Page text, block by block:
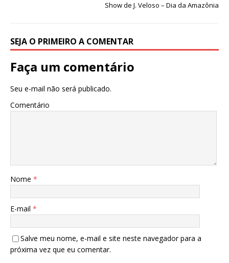
Show de J. Veloso – Dia da Amazônia
SEJA O PRIMEIRO A COMENTAR
Faça um comentário
Seu e-mail não será publicado.
Comentário
Nome *
E-mail *
Salve meu nome, e-mail e site neste navegador para a
próxima vez que eu comentar.